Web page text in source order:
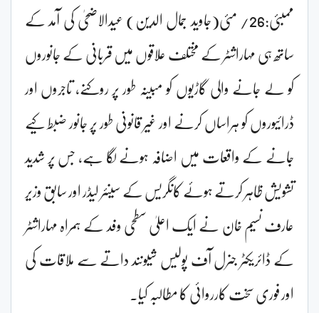
ممبئی:26/ مئی(جاوید جمال الدین) عیدالاضحیٰ کی آمد کے
ساتھ ہی مہاراشٹر کے مختلف علاقوں میں قربانی کے جانوروں
کو لے جانے والی گاڑیوں کو مبینہ طور پر روکنے، تاجروں اور
ڈرائیوروں کو ہراساں کرنے اور غیر قانونی طور پر جانور ضبط کیے
جانے کے واقعات میں اضافہ ہونے لگا ہے، جس پر شدید
تشویش ظاہر کرتے ہوئے کانگریس کے سینئر لیڈر اور سابق وزیر
عارف نسیم خان نے ایک اعلیٰ سطحی وفد کے ہمراہ مہاراشٹر
کے ڈائریکٹر جنرل آف پولیس شیونند داتے سے ملاقات کی
اور فوری سخت کارروائی کا مطالبہ کیا۔